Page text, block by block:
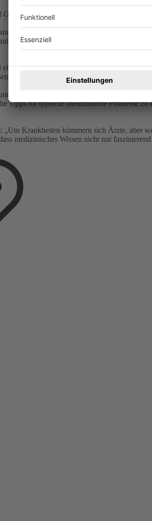
und Medizin verändern wird.
aus ihrem erfolgreichen Podcast
Tour und bringt ihre medizinischen
interaktives Erlebnis, das darauf abzielt,
mit Humor und praktischen Werkzeugen,
interessiert – egal ob medizinischer
Tipps für typische medizinische Probleme
Krankheiten kümmern sich Ärzte, aber
medizinisches Wissen nicht nur